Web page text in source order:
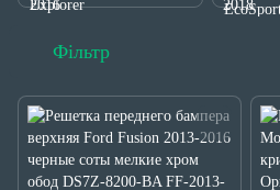
Фільтр